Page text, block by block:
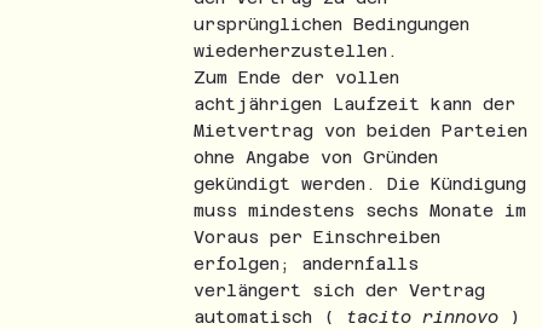
ursprünglichen Bedingungen
wiederherzustellen.
Zum Ende der vollen
achtjährigen Laufzeit kann der
Mietvertrag von beiden Parteien
ohne Angabe von Gründen
gekündigt werden. Die Kündigung
muss mindestens sechs Monate im
Voraus per Einschreiben
erfolgen; andernfalls
verlängert sich der Vertrag
automatisch ( tacito rinnovo)